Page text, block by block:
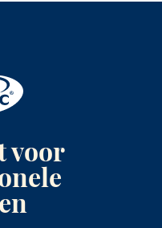
voor